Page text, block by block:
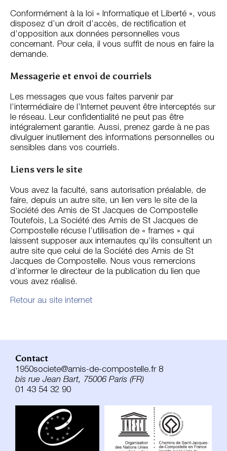
Conformément à la loi « Informatique et Liberté », vous
disposez d’un droit d’accès, de rectification et
d’opposition aux données personnelles vous
concernant. Pour cela, il vous suffit de nous en faire la
demande.
Messagerie et envoi de courriels
Les messages que vous faites parvenir par
l’intermédiaire de l’Internet peuvent être interceptés sur
le réseau. Leur confidentialité ne peut pas être
intégralement garantie. Aussi, prenez garde à ne pas
divulguer inutilement des informations personnelles ou
sensibles dans vos courriels.
Liens vers le site
Vous avez la faculté, sans autorisation préalable, de
faire, depuis un autre site, un lien vers le site de la
Société des Amis de St Jacques de Compostelle
Toutefois, La Société des Amis de St Jacques de
Compostelle récuse l’utilisation de « frames » qui
laissent supposer aux internautes qu’ils consultent un
autre site que celui de la Société des Amis de St
Jacques de Compostelle. Nous vous remercions
d’informer le directeur de la publication du lien que
vous avez réalisé.
Retour au site internet
Contact
1950societe@amis-de-compostelle.fr 8
bis rue Jean Bart, 75006 Paris (FR)
01 43 54 32 90